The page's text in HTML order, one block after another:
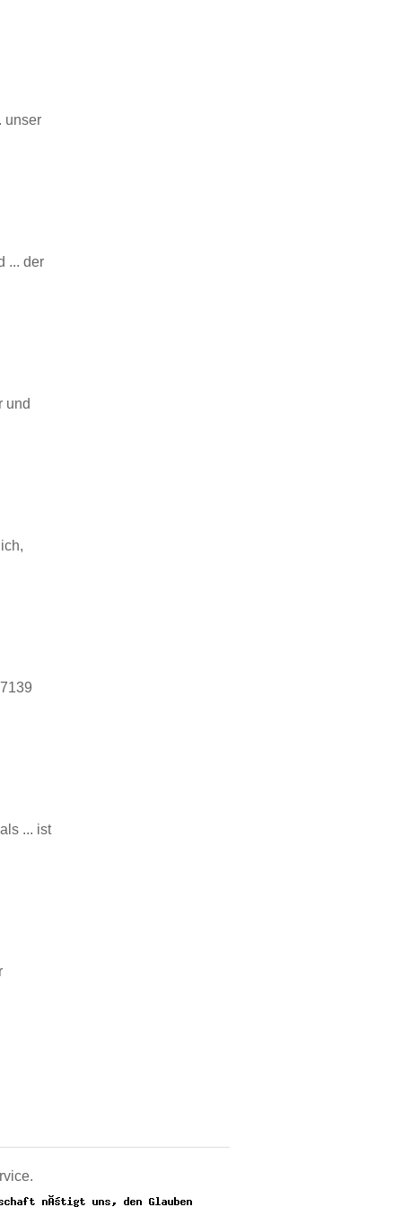
unser
... der
und
... ist